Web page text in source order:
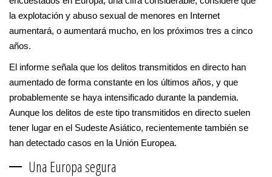
la explotación y abuso sexual de menores en Internet
aumentará, o aumentará mucho, en los próximos tres a cinco
años.
El informe señala que los delitos transmitidos en directo han
aumentado de forma constante en los últimos años, y que
probablemente se haya intensificado durante la pandemia.
Aunque los delitos de este tipo transmitidos en directo suelen
tener lugar en el Sudeste Asiático, recientemente también se
han detectado casos en la Unión Europea.
Una Europa segura